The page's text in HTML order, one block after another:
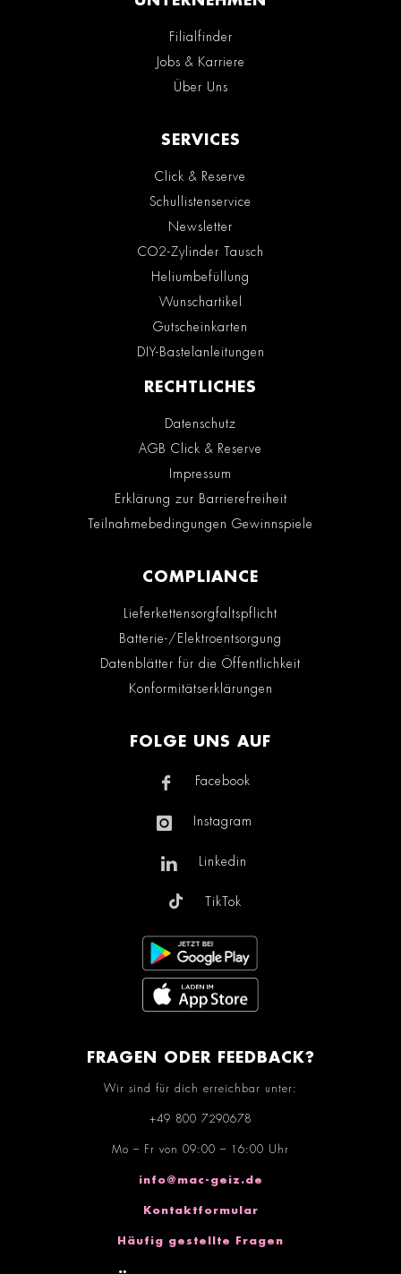
Filialfinder
Jobs & Karriere
Über Uns
SERVICES
Click & Reserve
Schullistenservice
Newsletter
CO2-Zylinder Tausch
Heliumbefüllung
Wunschartikel
Gutscheinkarten
DIY-Bastelanleitungen
RECHTLICHES
Datenschutz
AGB Click & Reserve
Impressum
Erklärung zur Barrierefreiheit
Teilnahmebedingungen Gewinnspiele
COMPLIANCE
Lieferkettensorgfaltspflicht
Batterie-/Elektroentsorgung
Datenblätter für die Öffentlichkeit
Konformitätserklärungen
FOLGE UNS AUF
Facebook
Instagram
Linkedin
TikTok
FRAGEN ODER FEEDBACK?
Wir sind für dich erreichbar unter:
+49 800 7290678
Mo – Fr von 09:00 – 16:00 Uhr
info@mac-geiz.de
Kontaktformular
Häufig gestellte Fragen